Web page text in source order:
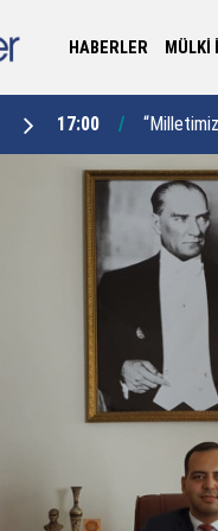
HABERLER MÜLKİ
16:00